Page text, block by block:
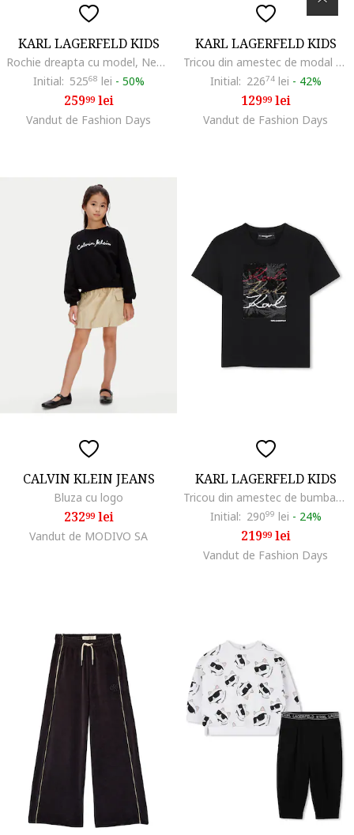
KARL LAGERFELD KIDS
Rochie dreapta cu model, Negru
Initial: 52568 lei - 50%
25999lei
Vandut de Fashion Days
KARL LAGERFELD KIDS
Tricou din amestec de modal cu imprimeu logo, Alb/Negru/Roz
Initial: 22674lei - 42%
12999lei
Vandut de Fashion Days
CALVIN KLEIN JEANS
Bluza cu logo
23299lei
Vandut de MODIVO SA
KARL LAGERFELD KIDS
Tricou din amestec de bumbac cu model dublu, Rosu/Negru/Alb optic
Initial: 29099 lei - 24%
21999lei
Vandut de Fashion Days